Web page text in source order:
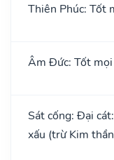
Thiên Phúc: Tốt
Âm Đức: Tốt
Sát cống: Đại
xấu (trừ Kim